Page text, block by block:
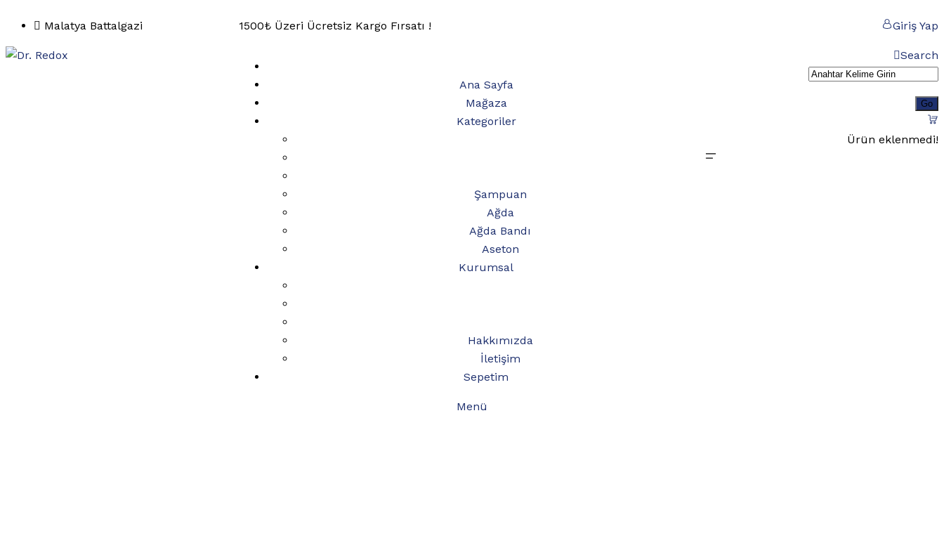
Malatya Battalgazi 1500₺ Üzeri Ücretsiz Kargo Fırsatı ! Giriş Yap
Ana Sayfa
Mağaza
Kategoriler
Şampuan
Ağda
Ağda Bandı
Aseton
Kurumsal
Hakkımızda
İletişim
Sepetim
Menü
Search
Ürün eklenmedi!